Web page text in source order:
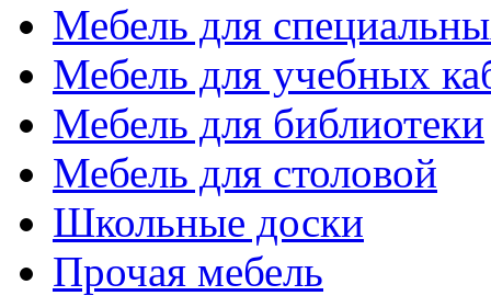
Мебель для
Мебель для учебных
Мебель для библиотеки
Мебель для столовой
Школьные доски
Прочая мебель